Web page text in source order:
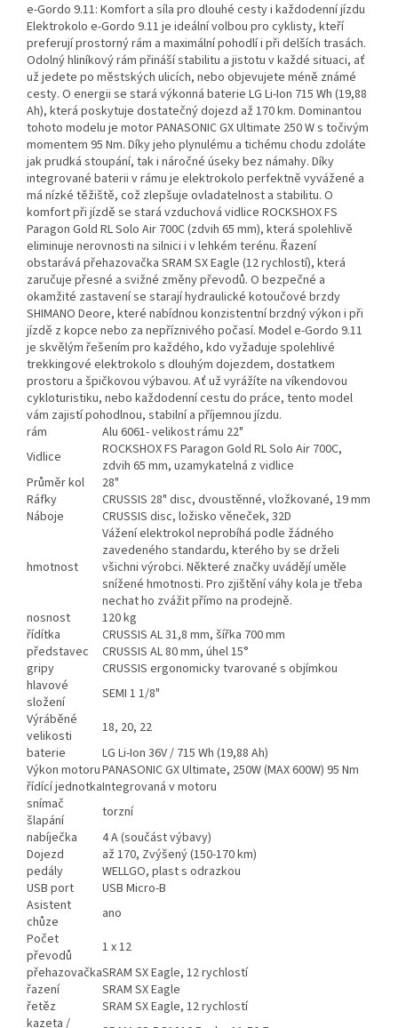
e-Gordo 9.11: Komfort a síla pro dlouhé cesty i každodenní jízdu
Elektrokolo e-Gordo 9.11 je ideální volbou pro cyklisty, kteří
preferují prostorný rám a maximální pohodlí i při delších trasách.
Odolný hliníkový rám přináší stabilitu a jistotu v každé situaci, ať
už jedete po městských ulicích, nebo objevujete méně známé
cesty. O energii se stará výkonná baterie LG Li-Ion 715 Wh (19,88
Ah), která poskytuje dostatečný dojezd až 170 km. Dominantou
tohoto modelu je motor PANASONIC GX Ultimate 250 W s točivým
momentem 95 Nm. Díky jeho plynulému a tichému chodu zdoláte
jak prudká stoupání, tak i náročné úseky bez námahy. Díky
integrované baterii v rámu je elektrokolo perfektně vyvážené a
má nízké těžiště, což zlepšuje ovladatelnost a stabilitu. O
komfort při jízdě se stará vzduchová vidlice ROCKSHOX FS
Paragon Gold RL Solo Air 700C (zdvih 65 mm), která spolehlivě
eliminuje nerovnosti na silnici i v lehkém terénu. Řazení
obstarává přehazovačka SRAM SX Eagle (12 rychlostí), která
zaručuje přesné a svižné změny převodů. O bezpečné a
okamžité zastavení se starají hydraulické kotoučové brzdy
SHIMANO Deore, které nabídnou konzistentní brzdný výkon i při
jízdě z kopce nebo za nepříznivého počasí. Model e-Gordo 9.11
je skvělým řešením pro každého, kdo vyžaduje spolehlivé
trekkingové elektrokolo s dlouhým dojezdem, dostatkem
prostoru a špičkovou výbavou. Ať už vyrážíte na víkendovou
cykloturistiku, nebo každodenní cestu do práce, tento model
vám zajistí pohodlnou, stabilní a příjemnou jízdu.
rám
Alu 6061- velikost rámu 22"
Vidlice
ROCKSHOX FS Paragon Gold RL Solo Air 700C,
zdvih 65 mm, uzamykatelná z vidlice
Průměr kol
28"
Ráfky
CRUSSIS 28" disc, dvoustěnné, vložkované, 19 mm
Náboje
CRUSSIS disc, ložisko věneček, 32D
hmotnost
Vážení elektrokol neprobíhá podle žádného
zavedeného standardu, kterého by se drželi
všichni výrobci. Některé značky uvádějí uměle
snížené hmotnosti. Pro zjištění váhy kola je třeba
nechat ho zvážit přímo na prodejně.
nosnost
120 kg
řídítka
CRUSSIS AL 31,8 mm, šířka 700 mm
představec
CRUSSIS AL 80 mm, úhel 15°
gripy
CRUSSIS ergonomicky tvarované s objímkou
hlavové
složení
SEMI 1 1/8"
Výráběné
velikosti
18, 20, 22
baterie
LG Li-Ion 36V / 715 Wh (19,88 Ah)
Výkon motoruPANASONIC GX Ultimate, 250W (MAX 600W) 95 Nm
řídící jednotkaIntegrovaná v motoru
snímač
šlapání
torzní
nabíječka
4 A (součást výbavy)
Dojezd
až 170, Zvýšený (150-170 km)
pedály
WELLGO, plast s odrazkou
USB port
USB Micro-B
Asistent
chůze
ano
Počet
převodů
1 x 12
přehazovačkaSRAM SX Eagle, 12 rychlostí
řazení
SRAM SX Eagle
řetěz
SRAM SX Eagle, 12 rychlostí
kazeta /